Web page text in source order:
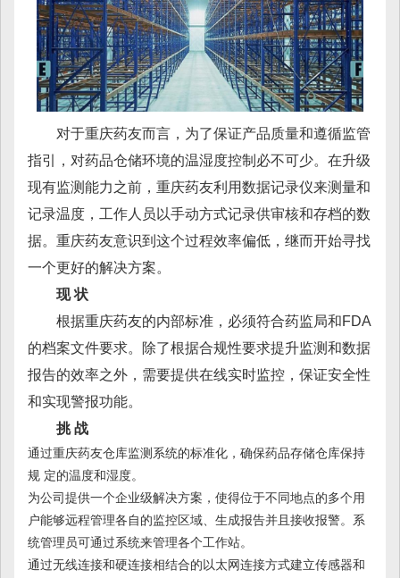
对于重庆药友而言，为了保证产品质量和遵循监管
指引，对药品仓储环境的温湿度控制必不可少。在升级
现有监测能力之前，重庆药友利用数据记录仪来测量和
记录温度，工作人员以手动方式记录供审核和存档的数
据。重庆药友意识到这个过程效率偏低，继而开始寻找
一个更好的解决方案。
现 状
根据重庆药友的内部标准，必须符合药监局和FDA
的档案文件要求。除了根据合规性要求提升监测和数据
报告的效率之外，需要提供在线实时监控，保证安全性
和实现警报功能。
挑 战
通过重庆药友仓库监测系统的标准化，确保药品存储仓库保持
规 定的温度和湿度。
为公司提供一个企业级解决方案，使得位于不同地点的多个用
户能够远程管理各自的监控区域、生成报告并且接收报警。系
统管理员可通过系统来管理各个工作站。
通过无线连接和硬连接相结合的以太网连接方式建立传感器和